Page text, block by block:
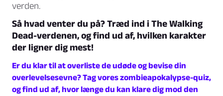
verden.
Så hvad venter du på? Træd ind i The Walking
Dead-verdenen, og find ud af, hvilken karakter
der ligner dig mest!
Er du klar til at overliste de udøde og bevise din
overlevelsesevne? Tag vores zombieapokalypse-quiz,
og find ud af, hvor længe du kan klare dig mod den